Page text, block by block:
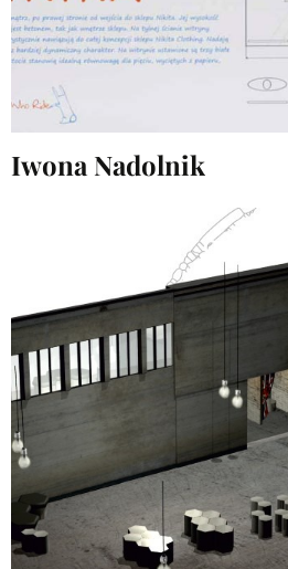
Iwona Nadolnik